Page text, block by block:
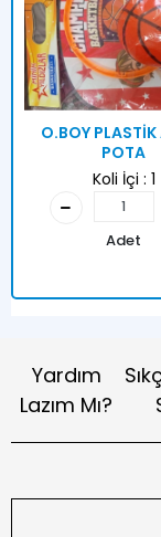
O.BOY PLASTİK
POTA
Koli İçi : 1
Adet
Yardım
Lazım Mı?